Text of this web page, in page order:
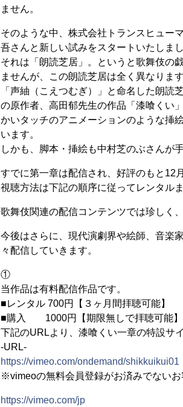
ません。
そのような中、株式会社トランスヒュー
吾さんと新しい試みをスタートいたしまし
それは「朗読芝居」。というと歌舞伎の
ませんが、この朗読芝居は全く異なります
「声紬（こえつむぎ）」と命名した朗読
の原作者、高田郁先生の作品「漆喰くい
かいタッチのアニメーションのような挿
います。
しかも、脚本・挿絵も中村芝のぶさんが
すでに第一章は配信され、好評のもと12
視聴方法は下記の順序に従ってレンタル
歌舞伎関連の配信コンテンツでは珍しく
今後はさらに、現代演劇界や絵師、音楽
々配信していきます。
①
当作品は有料配信作品です。
■レンタル 700円【３ヶ月間拝聴可能】
■購入 1000円【期限無しで拝聴可能】
下記のURLより、漆喰くい一章の特設サ
-URL-
https://vimeo.com/ondemand/shikkuikui01
※vimeoの無料会員登録がお済みでないお
https://vimeo.com/jp